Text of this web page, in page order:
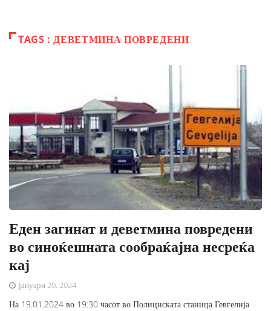
TAGS : ДЕВЕТМИНА ПОВРЕДЕНИ
Еден загинат и деветмина повредени
во синоќешната сообраќајна несреќа
кај
јануари 20, 2024
На 19.01.2024 во 19:30 часот во Полициската станица Гевгелија